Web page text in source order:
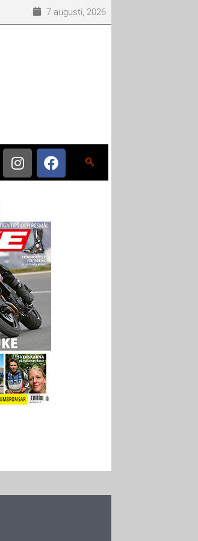
7 augusti, 2026